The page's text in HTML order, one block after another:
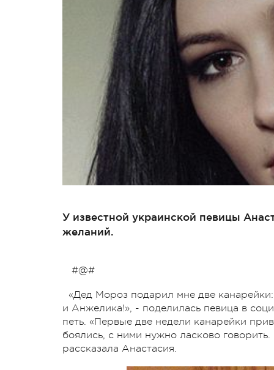
У известной украинской певицы
желаний.
#@#
«Дед Мороз подарил мне две
и Анжелика!», - поделилась певица в
петь. «Первые две недели канарейки
боялись, с ними нужно ласково
рассказала Анастасия.